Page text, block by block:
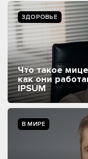
ЗДОРОВЬЕ
Что такое
как они
IPSUM
В МИРЕ